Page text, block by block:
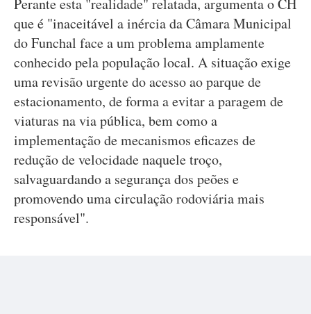
Perante esta "realidade" relatada, argumenta o CH
que é "inaceitável a inércia da Câmara Municipal
do Funchal face a um problema amplamente
conhecido pela população local. A situação exige
uma revisão urgente do acesso ao parque de
estacionamento, de forma a evitar a paragem de
viaturas na via pública, bem como a
implementação de mecanismos eficazes de
redução de velocidade naquele troço,
salvaguardando a segurança dos peões e
promovendo uma circulação rodoviária mais
responsável".